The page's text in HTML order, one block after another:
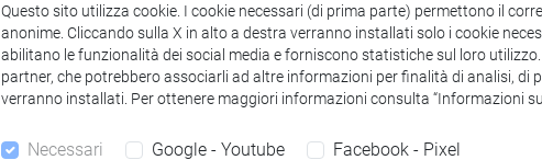
Spazio Moodle Link allo spazio
Questo sito utilizza cookie. I cookie necessari (di prima parte) permettono il
anonime. Cliccando sulla X in alto a destra verranno installati solo i cookie
abilitano le funzionalità dei social media e forniscono statistiche sul loro
partner, che potrebbero associarli ad altre informazioni per finalità di analisi, di
verranno installati. Per ottenere maggiori informazioni consulta “Informazioni
Necessari Google - Youtube Facebook - Pixel